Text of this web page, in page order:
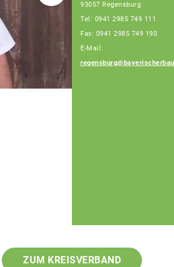
Andreas Basler
93057 Regensburg
Tel: 0941 2985 749 111
Fax: 0941 2985 749 190
E-Mail:
ZUM KREISVERBAND